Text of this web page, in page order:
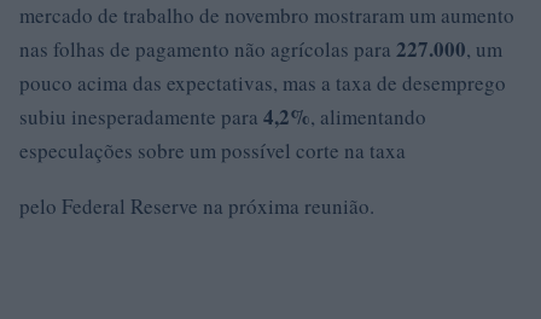
mercado de trabalho de novembro mostraram um aumento
nas folhas de pagamento não agrícolas para 227.000, um
pouco acima das expectativas, mas a taxa de desemprego
subiu inesperadamente para 4,2%, alimentando
especulações sobre um possível corte na taxa
pelo Federal Reserve na próxima reunião.